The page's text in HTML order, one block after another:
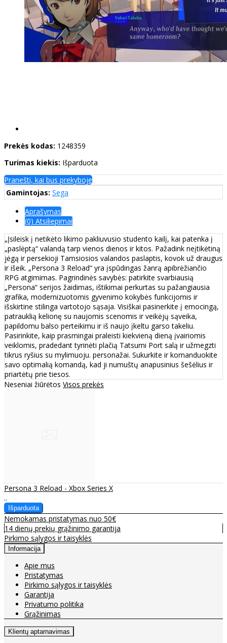
Prekės kodas: 1248359
Turimas kiekis: Išparduota
Pranešti, kai bus prekyboje
Gamintojas: Sega
Aprašymas
(0) Atsiliepimai
„Įsileisk į netikėto likimo pakliuvusio studento kailį, kai patenka į
„paslėptą“ valandą tarp vienos dienos ir kitos. Pažadink neįtikėtiną
jėgą ir persekioji Tamsiosios valandos paslaptis, kovok už draugus
ir išeik. „Persona 3 Reload“ yra įspūdingas žanrą apibrėžiančio
RPG atgimimas. Pagrindinės savybės: patirkite svarbiausią
„Persona“ serijos žaidimas, ištikimai perkurtas su pažangiausia
grafika, modernizuotomis gyvenimo kokybės funkcijomis ir
išskirtine stilinga vartotojo sąsaja. Visiškai pasinerkite į emocingą,
patrauklią kelionę su naujomis scenomis ir veikėjų sąveika,
papildomu balso perteikimu ir iš naujo įkeltu garso takeliu.
Pasirinkite, kaip prasmingai praleisti kiekvieną dieną įvairiomis
veiklomis, pradedant tyrinėti plačią Tatsumi Port salą ir užmegzti
tikrus ryšius su mylimuoju. personažai. Sukurkite ir komanduokite
savo optimalią komandą, kad ji numuštų anapusinius šešėlius ir
priartėtų prie tiesos.
Neseniai žiūrėtos Visos prekės
Persona 3 Reload - Xbox Series X
..
Nemokamas pristatymas nuo 50€
14 dienų prekių grąžinimo garantija
Pirkimo sąlygos ir taisyklės
Informacija
Apie mus
Pristatymas
Pirkimo sąlygos ir taisyklės
Garantija
Privatumo politika
Grąžinimas
Klientų aptarnavimas